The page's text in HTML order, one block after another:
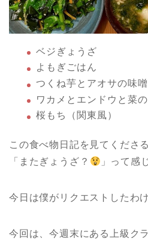
ベジぎょうざ
よもぎごはん
つくね芋とアオサの味
ワカメとエンドウと菜
桜もち（関東風）
この食べ物日記を見てくださ
「またぎょうざ？
」って感
今日は僕がリクエストしたわ
今回は、今週末にある上級ク